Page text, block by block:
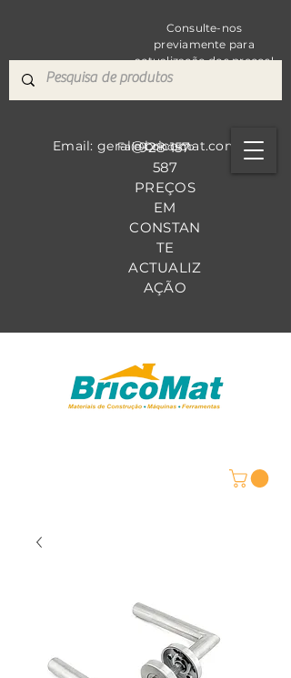
Consulte-nos
previamente para
actualização dos preços!
928 157
587
PREÇOS
EM
CONSTAN
TE
ACTUALIZ
AÇÃO
Fale Conosco
Email: geral@bricomat.com